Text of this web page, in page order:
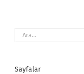
Ara:
Sayfalar